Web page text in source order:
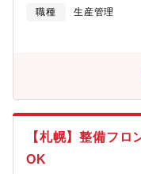
に応える・「使命を果
指し、最新・最適な製
生産」【会社の特長】
い自然環境にも耐える
ます。・エア・ウォー
場環境の整備に力を入
の社員持株会の利用可
の利用可能
職種
生産管理
【札幌】整備フ
OK